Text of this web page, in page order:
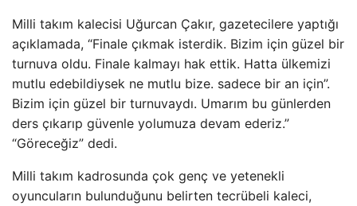
Milli takım kalecisi Uğurcan Çakır, gazetecilere yaptığı
açıklamada, “Finale çıkmak isterdik. Bizim için güzel bir
turnuva oldu. Finale kalmayı hak ettik. Hatta ülkemizi
mutlu edebildiysek ne mutlu bize. sadece bir an için”.
Bizim için güzel bir turnuvaydı. Umarım bu günlerden
ders çıkarıp güvenle yolumuza devam ederiz.”
“Göreceğiz” dedi.
Milli takım kadrosunda çok genç ve yetenekli
oyuncuların bulunduğunu belirten tecrübeli kaleci,